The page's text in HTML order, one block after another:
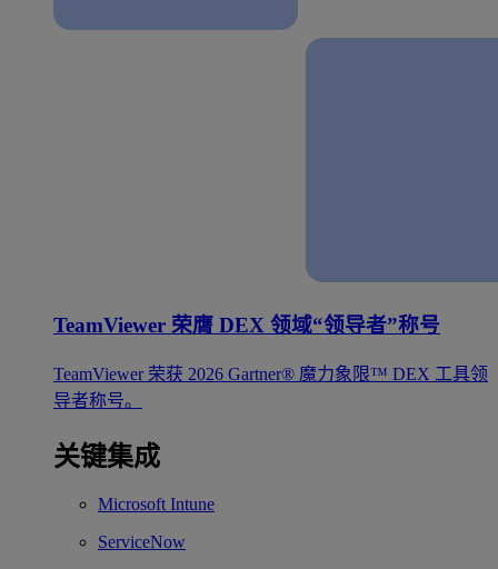
TeamViewer 荣膺 DEX 领域“领导者”称号
TeamViewer 荣获 2026 Gartner® 魔力象限™ DEX 工具领
导者称号。
关键集成
Microsoft Intune
ServiceNow